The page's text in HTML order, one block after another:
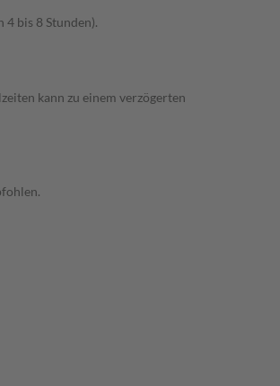
bis 8 Stunden).
kann zu einem verzögerten